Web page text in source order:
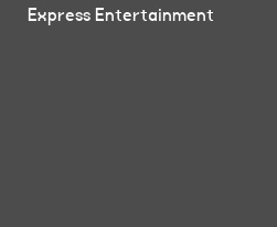
Express Entertainment